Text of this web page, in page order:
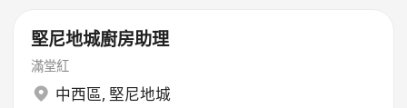
堅尼地城廚房助理
滿堂紅
中西區, 堅尼地城